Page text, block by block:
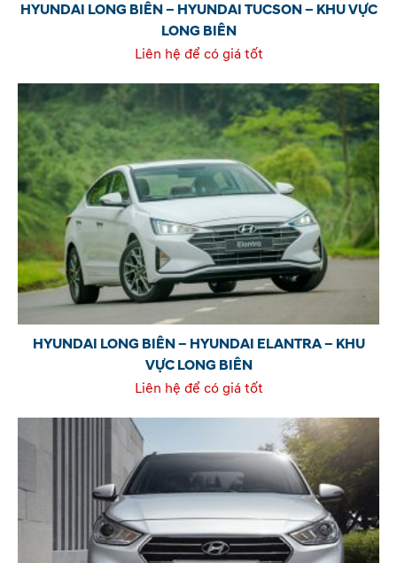
HYUNDAI LONG BIÊN – HYUNDAI TUCSON – KHU VỰC
LONG BIÊN
Liên hệ để có giá tốt
HYUNDAI LONG BIÊN – HYUNDAI ELANTRA – KHU
VỰC LONG BIÊN
Liên hệ để có giá tốt